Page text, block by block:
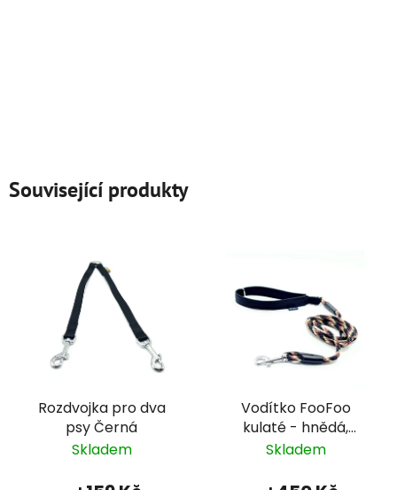
Související produkty
Rozdvojka pro dva
psy Černá
Skladem
Vodítko FooFoo
kulaté - hnědá,
béžová, černá
Skladem